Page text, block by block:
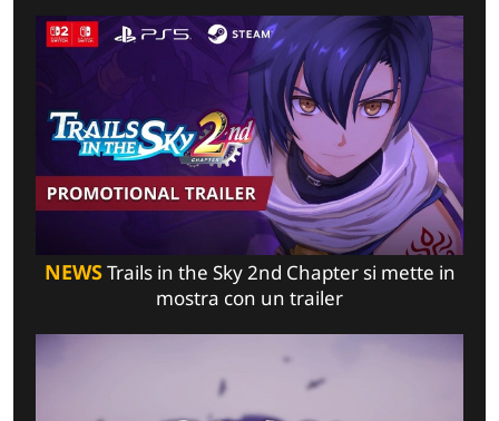
NEWSTrails in the Sky 2nd Chapter si mette in
mostra con un trailer